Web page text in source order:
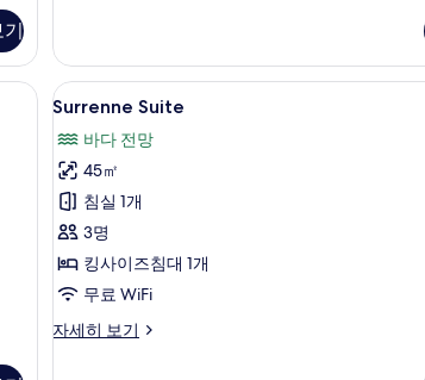
기
Suite
자
세
보
기
료 미니바 품목, 객실 내 금고
Surrenne
Suite
사
진
모
두
보
기
Surrenne Suite |
6
Surrenne Suite
바다 전망
45㎡
침실 1개
3명
킹사이즈침대 1개
무료 WiFi
자세히 보기
Surrenne